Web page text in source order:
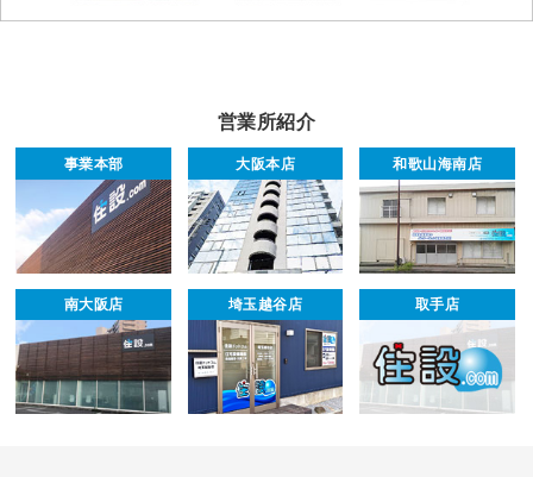
営業所紹介
事業本部 大阪本店 和歌山海南店
南大阪店 埼玉越谷店 取手店